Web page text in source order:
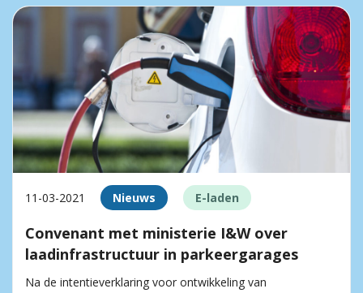
11-03-2021 Nieuws E-laden
Convenant met ministerie I&W over
laadinfrastructuur in parkeergarages
Na de intentieverklaring voor ontwikkeling van